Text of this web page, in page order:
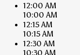
12:00 AM
10:00 AM
12:15 AM
10:15 AM
12:30 AM
10:30 AM